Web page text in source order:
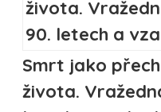
Smrt jako
života.